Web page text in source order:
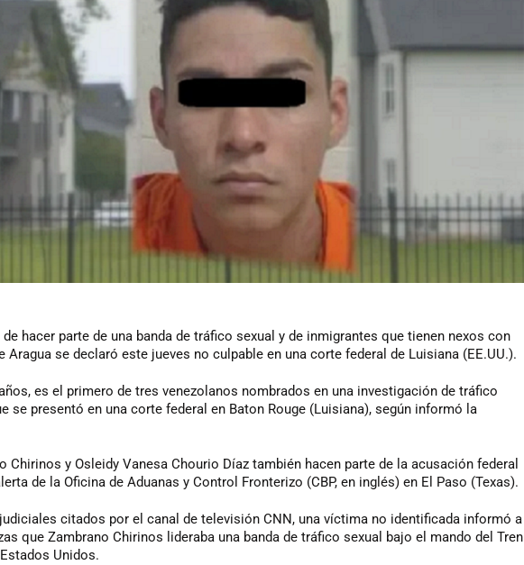
hacer parte de una banda de tráfico sexual y de inmigrantes que tienen nexos con
Aragua se declaró este jueves no culpable en una corte federal de Luisiana (EE.UU.).
es el primero de tres venezolanos nombrados en una investigación de tráfico
se presentó en una corte federal en Baton Rouge (Luisiana), según informó la
Chirinos y Osleidy Vanesa Chourio Díaz también hacen parte de la acusación federal
de la Oficina de Aduanas y Control Fronterizo (CBP, en inglés) en El Paso (Texas).
citados por el canal de televisión CNN, una víctima no identificada informó a
que Zambrano Chirinos lideraba una banda de tráfico sexual bajo el mando del Tren
Unidos.